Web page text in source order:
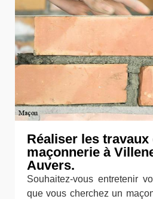
Réaliser les travaux
maçonnerie à
Auvers.
Souhaitez-vous entretenir
que vous cherchez un